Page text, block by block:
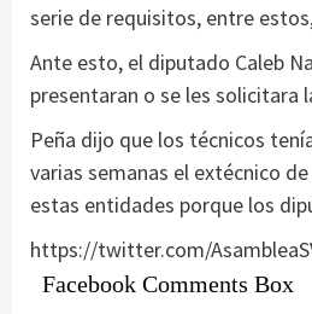
serie de requisitos, entre
Ante esto, el diputado Caleb
presentaran o se les solicitara
Peña dijo que los técnicos
varias semanas el extécnico
estas entidades porque los
https://twitter.com/
Facebook Comments Box